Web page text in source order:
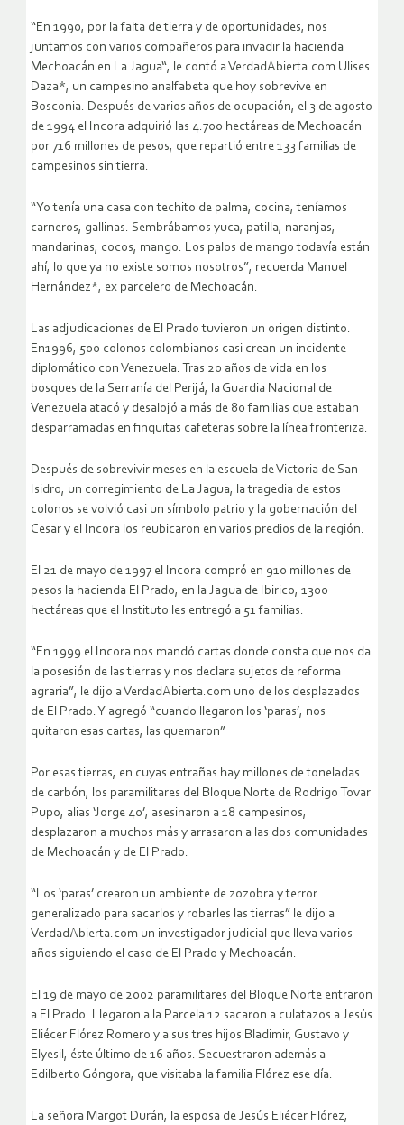
“En 1990, por la falta de tierra y de oportunidades, nos
juntamos con varios compañeros para invadir la hacienda
Mechoacán en La Jagua“, le contó a VerdadAbierta.com Ulises
Daza*, un campesino analfabeta que hoy sobrevive en
Bosconia. Después de varios años de ocupación, el 3 de agosto
de 1994 el Incora adquirió las 4.700 hectáreas de Mechoacán
por 716 millones de pesos, que repartió entre 133 familias de
campesinos sin tierra.
“Yo tenía una casa con techito de palma, cocina, teníamos
carneros, gallinas. Sembrábamos yuca, patilla, naranjas,
mandarinas, cocos, mango. Los palos de mango todavía están
ahí, lo que ya no existe somos nosotros”, recuerda Manuel
Hernández*, ex parcelero de Mechoacán.
Las adjudicaciones de El Prado tuvieron un origen distinto.
En1996, 500 colonos colombianos casi crean un incidente
diplomático con Venezuela. Tras 20 años de vida en los
bosques de la Serranía del Perijá, la Guardia Nacional de
Venezuela atacó y desalojó a más de 80 familias que estaban
desparramadas en finquitas cafeteras sobre la línea fronteriza.
Después de sobrevivir meses en la escuela de Victoria de San
Isidro, un corregimiento de La Jagua, la tragedia de estos
colonos se volvió casi un símbolo patrio y la gobernación del
Cesar y el Incora los reubicaron en varios predios de la región.
El 21 de mayo de 1997 el Incora compró en 910 millones de
pesos la hacienda El Prado, en la Jagua de Ibirico, 1300
hectáreas que el Instituto les entregó a 51 familias.
“En 1999 el Incora nos mandó cartas donde consta que nos da
la posesión de las tierras y nos declara sujetos de reforma
agraria”, le dijo a VerdadAbierta.com uno de los desplazados
de El Prado. Y agregó “cuando llegaron los ‘paras’, nos
quitaron esas cartas, las quemaron”
Por esas tierras, en cuyas entrañas hay millones de toneladas
de carbón, los paramilitares del Bloque Norte de Rodrigo Tovar
Pupo, alias ‘Jorge 40’, asesinaron a 18 campesinos,
desplazaron a muchos más y arrasaron a las dos comunidades
de Mechoacán y de El Prado.
“Los ‘paras’ crearon un ambiente de zozobra y terror
generalizado para sacarlos y robarles las tierras” le dijo a
VerdadAbierta.com un investigador judicial que lleva varios
años siguiendo el caso de El Prado y Mechoacán.
El 19 de mayo de 2002 paramilitares del Bloque Norte entraron
a El Prado. Llegaron a la Parcela 12 sacaron a culatazos a Jesús
Eliécer Flórez Romero y a sus tres hijos Bladimir, Gustavo y
Elyesil, éste último de 16 años. Secuestraron además a
Edilberto Góngora, que visitaba la familia Flórez ese día.
La señora Margot Durán, la esposa de Jesús Eliécer Flórez,